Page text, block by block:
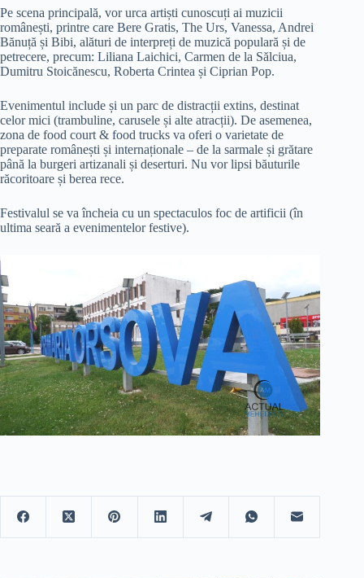
Pe scena principală, vor urca artiști cunoscuți ai muzicii
românești, printre care Bere Gratis, The Urs, Vanessa, Andrei
Bănuță și Bibi, alături de interpreți de muzică populară și de
petrecere, precum: Liliana Laichici, Carmen de la Sălciua,
Dumitru Stoicănescu, Roberta Crintea și Ciprian Pop.
Evenimentul include și un parc de distracții extins, destinat
celor mici (trambuline, carusele și alte atracții). De asemenea,
zona de food court & food trucks va oferi o varietate de
preparate românești și internaționale – de la sarmale și grătare
până la burgeri artizanali și deserturi. Nu vor lipsi băuturile
răcoritoare și berea rece.
Festivalul se va încheia cu un spectaculos foc de artificii (în
ultima seară a evenimentelor festive).